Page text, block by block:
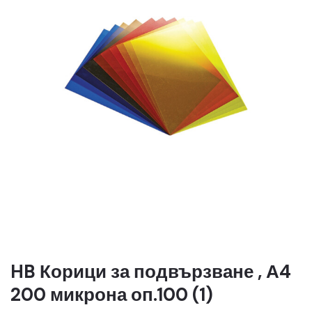
HB Корици за подвързване , А4
200 микрона оп.100 (1)